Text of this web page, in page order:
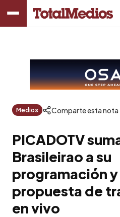
Medios Comparte esta nota
PICADOTV
Brasileirao a su
programación y
propuesta de
en vivo